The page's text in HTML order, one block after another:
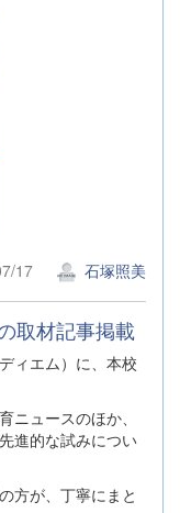
17 石塚照美
取材記事掲載
ィエム）に、本校
ニュースのほか、
進的な試みについ
方が、丁寧にまと